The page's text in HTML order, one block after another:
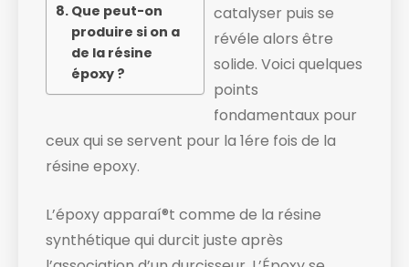
Que peut-on
produire si on a
de la résine
époxy ?
catalyser puis se
révéle alors être
solide. ​Voici quelques
points
fondamentaux pour
ceux qui se servent pour la 1ére fois de la
résine epoxy.
L’époxy apparaí®t comme de la résine
synthétique qui durcit juste après